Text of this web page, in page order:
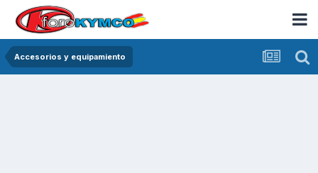
Accesorios y equipamiento